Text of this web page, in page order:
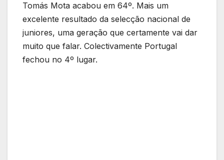
Tomás Mota acabou em 64º. Mais um
excelente resultado da selecção nacional de
juniores, uma geração que certamente vai dar
muito que falar. Colectivamente Portugal
fechou no 4º lugar.